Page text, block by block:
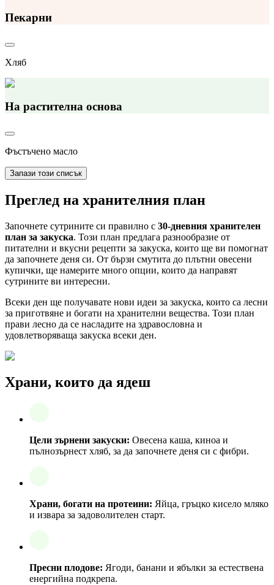
Пекарни
Хляб
На растителна основа
Фъстъчено масло
Запази този списък
Преглед на хранителния план
Започнете сутрините си правилно с 30-дневния хранителен
план за закуска. Този план предлага разнообразие от
питателни и вкусни рецепти за закуска, които ще ви помогнат
да започнете деня си. От бързи смутита до плътни овесени
купички, ще намерите много опции, които да направят
сутрините ви интересни.
Всеки ден ще получавате нови идеи за закуска, които са лесни
за приготвяне и богати на хранителни вещества. Този план
прави лесно да се насладите на здравословна и
удовлетворяваща закуска всеки ден.
Храни, които да ядеш
Цели зърнени закуски: Овесена каша, киноа и
пълнозърнест хляб, за да започнете деня си с фибри.
Храни, богати на протеини: Яйца, гръцко кисело мляко
и извара за задоволителен старт.
Пресни плодове: Ягоди, банани и ябълки за естествена
енергийна подкрепа.